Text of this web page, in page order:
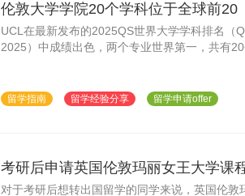
伦敦大学学院20个学科位于全球前20
UCL在最新发布的2025QS世界大学学科排名（
2025）中成绩出色，两个专业世界第一，共有
留学指南 留学经验分享 留学申请offer
考研后申请英国伦敦玛丽女王大学课
对于考研后想转出国留学的同学来说，英国伦